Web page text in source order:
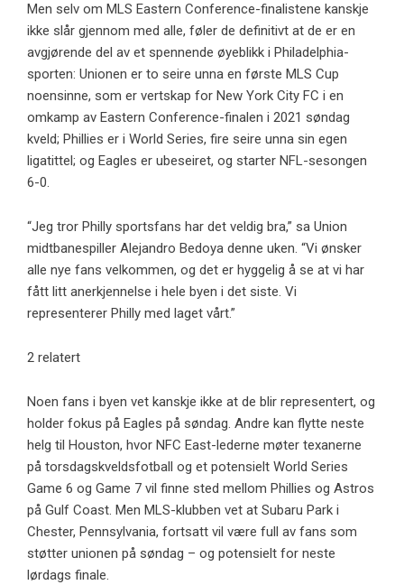
Men selv om MLS Eastern Conference-finalistene kanskje
ikke slår gjennom med alle, føler de definitivt at de er en
avgjørende del av et spennende øyeblikk i Philadelphia-
sporten: Unionen er to seire unna en første MLS Cup
noensinne, som er vertskap for New York City FC i en
omkamp av Eastern Conference-finalen i 2021 søndag
kveld; Phillies er i World Series, fire seire unna sin egen
ligatittel; og Eagles er ubeseiret, og starter NFL-sesongen
6-0.
“Jeg tror Philly sportsfans har det veldig bra,” sa Union
midtbanespiller Alejandro Bedoya denne uken. “Vi ønsker
alle nye fans velkommen, og det er hyggelig å se at vi har
fått litt anerkjennelse i hele byen i det siste. Vi
representerer Philly med laget vårt.”
2 relatert
Noen fans i byen vet kanskje ikke at de blir representert, og
holder fokus på Eagles på søndag. Andre kan flytte neste
helg til Houston, hvor NFC East-lederne møter texanerne
på torsdagskveldsfotball og et potensielt World Series
Game 6 og Game 7 vil finne sted mellom Phillies og Astros
på Gulf Coast. Men MLS-klubben vet at Subaru Park i
Chester, Pennsylvania, fortsatt vil være full av fans som
støtter unionen på søndag – og potensielt for neste
lørdags finale.